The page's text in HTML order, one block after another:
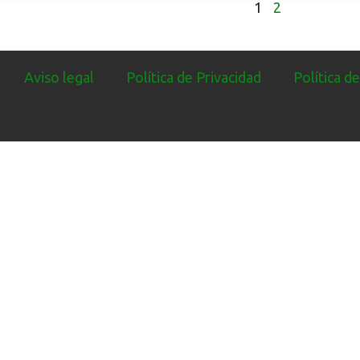
1 2
Aviso legal Política de Privacidad Política